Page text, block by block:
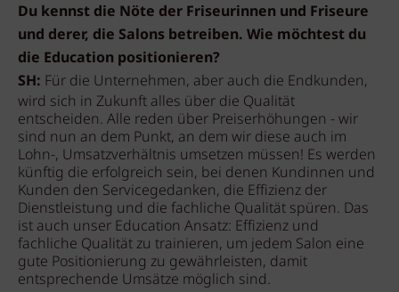
Du kennst die Nöte der Friseurinnen und Friseure
und derer, die Salons betreiben. Wie möchtest du
die Education positionieren?
SH: Für die Unternehmen, aber auch die Endkunden,
wird sich in Zukunft alles über die Qualität
entscheiden. Alle reden über Preiserhöhungen - wir
sind nun an dem Punkt, an dem wir diese auch im
Lohn-, Umsatzverhältnis umsetzen müssen! Es werden
künftig die erfolgreich sein, bei denen Kundinnen und
Kunden den Servicegedanken, die Effizienz der
Dienstleistung und die fachliche Qualität spüren. Das
ist auch unser Education Ansatz: Effizienz und
fachliche Qualität zu trainieren, um jedem Salon eine
gute Positionierung zu gewährleisten, damit
entsprechende Umsätze möglich sind.